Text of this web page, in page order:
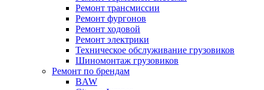
Ремонт трансмиссии
Ремонт фургонов
Ремонт ходовой
Ремонт электрики
Техническое обслуживание грузовиков
Шиномонтаж грузовиков
Ремонт по брендам
BAW